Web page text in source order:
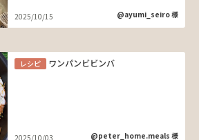
2025/10/15 @ayumi_seiro 様
レシピ ワンパンビビンバ
2025/10/03 @peter_home.meals 様